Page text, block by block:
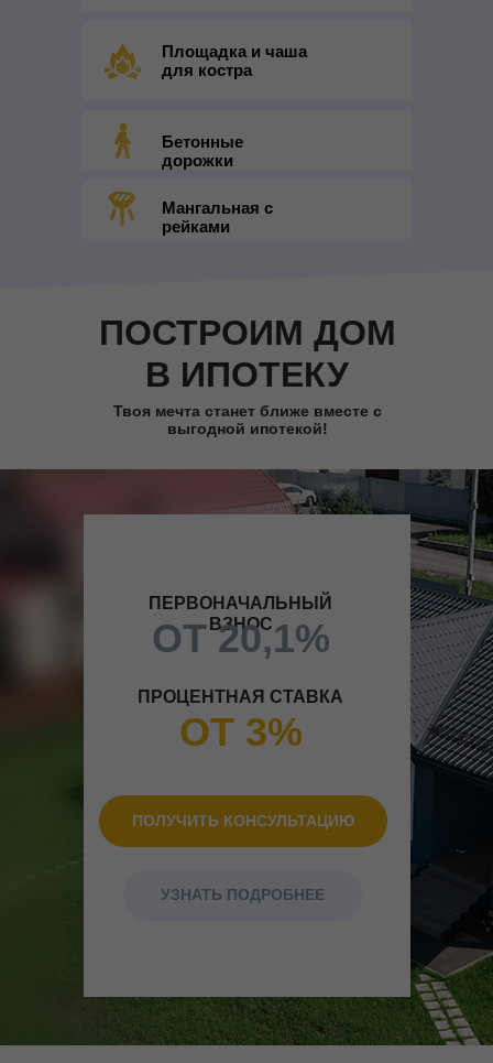
Площадка и чаша
для костра
Бетонные
дорожки
Мангальная с
рейками
ПОСТРОИМ ДОМ
В ИПОТЕКУ
ПРОЦЕНТНАЯ СТАВКА
ПЕРВОНАЧАЛЬНЫЙ
ВЗНОС
ОТ 3%
Твоя мечта станет ближе вместе с
выгодной ипотекой!
ОТ 20,1%
ПОЛУЧИТЬ КОНСУЛЬТАЦИЮ
УЗНАТЬ ПОДРОБНЕЕ